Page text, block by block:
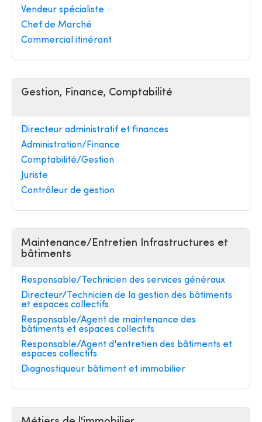
Vendeur spécialiste
Chef de Marché
Commercial itinérant
Gestion, Finance, Comptabilité
Directeur administratif et finances
Administration/Finance
Comptabilité/Gestion
Juriste
Contrôleur de gestion
Maintenance/Entretien Infrastructures et
bâtiments
Responsable/Technicien des services généraux
Directeur/Technicien de la gestion des bâtiments
et espaces collectifs
Responsable/Agent de maintenance des
bâtiments et espaces collectifs
Responsable/Agent d'entretien des bâtiments et
espaces collectifs
Diagnostiqueur bâtiment et immobilier